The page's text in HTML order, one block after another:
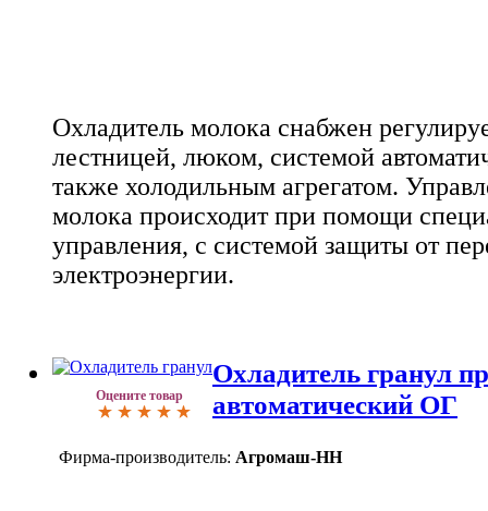
Охладитель молока снабжен
лестницей, люком, системой
также холодильным агрегатом.
молока происходит при помощи
управления, с системой защиты от
электроэнергии.
Оцените товар
Охладитель гранул
автоматический ОГ
Фирма-производитель: Агромаш-НН